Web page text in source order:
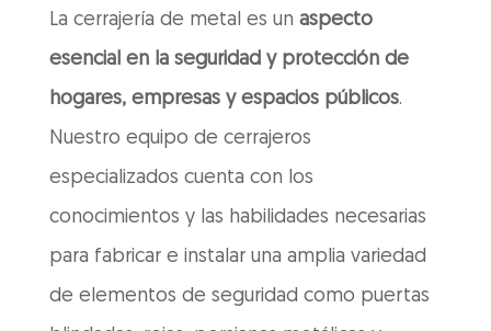
La cerrajería de metal es un aspecto
esencial en la seguridad y protección de
hogares, empresas y espacios públicos.
Nuestro equipo de cerrajeros
especializados cuenta con los
conocimientos y las habilidades necesarias
para fabricar e instalar una amplia variedad
de elementos de seguridad como puertas